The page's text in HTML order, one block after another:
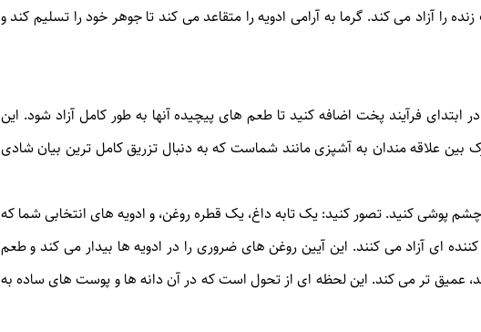
را آزاد می کند. گرما به آرامی ادویه را متقاعد می کند تا جوهر خود را تسلیم کند و
ابتدای فرآیند پخت اضافه کنید تا طعم های پیچیده آنها به طور کامل آزاد شود. این
علاقه مندان به آشپزی مانند شماست که به دنبال تزریق کامل ترین بیان شادی
پوشی کنید. تصور کنید: یک تابه داغ، یک قطره روغن، و ادویه های انتخابی شما که
ای آزاد می کنند. این آیین روغن های ضروری را در ادویه ها بیدار می کند و طعم
عمیق تر می کند. این لحظه ای از تحول است که در آن دانه ها و پوست های ساده به